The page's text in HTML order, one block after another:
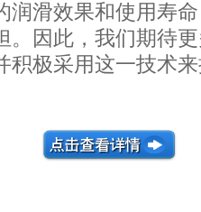
润滑效果和使用寿
。因此，我们期待
积极采用这一技术